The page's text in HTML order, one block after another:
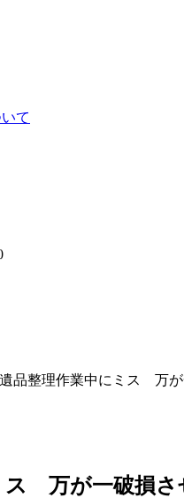
て
遺品整理作業中にミス 万が
ス 万が一破損さ